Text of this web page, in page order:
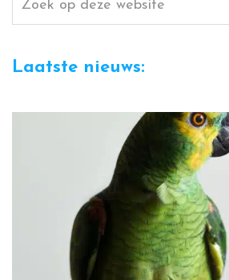
op
website
Laatste nieuws:
Nieuws is actueel